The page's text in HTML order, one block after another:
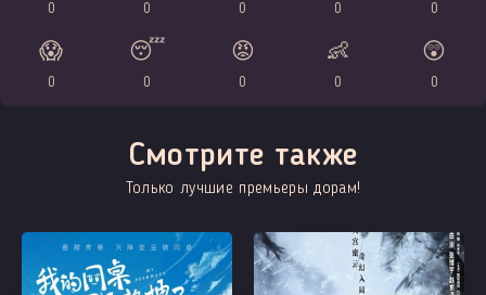
0 0 0 0 0
😱
0
😴
0
😡
0
👶
0
😲
0
Смотрите также
Только лучшие премьеры дорам!